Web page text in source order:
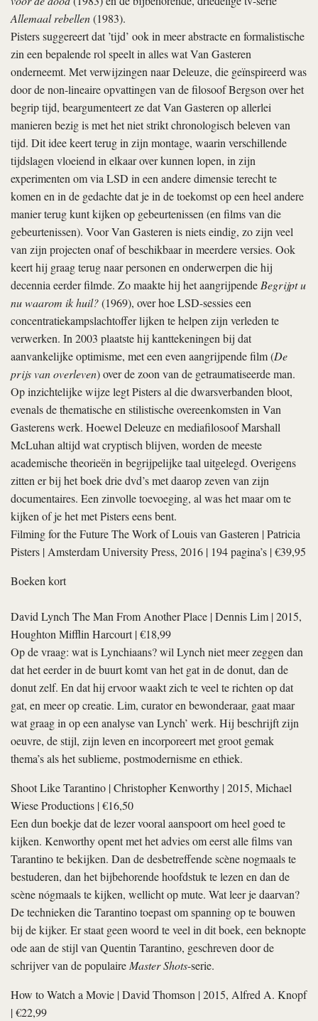
Allemaal rebellen(1983).
Pisters suggereert dat ’tijd’ ook in meer abstracte en formalistische
zin een bepalende rol speelt in alles wat Van Gasteren
onderneemt. Met verwijzingen naar Deleuze, die geïnspireerd was
door de non-lineaire opvattingen van de filosoof Bergson over het
begrip tijd, beargumenteert ze dat Van Gasteren op allerlei
manieren bezig is met het niet strikt chronologisch beleven van
tijd. Dit idee keert terug in zijn montage, waarin verschillende
tijdslagen vloeiend in elkaar over kunnen lopen, in zijn
experimenten om via LSD in een andere dimensie terecht te
komen en in de gedachte dat je in de toekomst op een heel andere
manier terug kunt kijken op gebeurtenissen (en films van die
gebeurtenissen). Voor Van Gasteren is niets eindig, zo zijn veel
van zijn projecten onaf of beschikbaar in meerdere versies. Ook
keert hij graag terug naar personen en onderwerpen die hij
decennia eerder filmde. Zo maakte hij het aangrijpendeBegrijpt u
nu waarom ik huil?(1969), over hoe LSD-sessies een
concentratiekampslachtoffer lijken te helpen zijn verleden te
verwerken. In 2003 plaatste hij kanttekeningen bij dat
aanvankelijke optimisme, met een even aangrijpende film (De
prijs van overleven) over de zoon van de getraumatiseerde man.
Op inzichtelijke wijze legt Pisters al die dwarsverbanden bloot,
evenals de thematische en stilistische overeenkomsten in Van
Gasterens werk. Hoewel Deleuze en mediafilosoof Marshall
McLuhan altijd wat cryptisch blijven, worden de meeste
academische theorieën in begrijpelijke taal uitgelegd. Overigens
zitten er bij het boek drie dvd’s met daarop zeven van zijn
documentaires. Een zinvolle toevoeging, al was het maar om te
kijken of je het met Pisters eens bent.
Filming for the Future The Work of Louis van Gasteren |Patricia
Pisters | Amsterdam University Press, 2016 | 194 pagina’s | €39,95
Boeken kort
David Lynch The Man From Another Place |Dennis Lim | 2015,
Houghton Mifflin Harcourt | €18,99
Op de vraag: wat is Lynchiaans? wil Lynch niet meer zeggen dan
dat het eerder in de buurt komt van het gat in de donut, dan de
donut zelf. En dat hij ervoor waakt zich te veel te richten op dat
gat, en meer op creatie. Lim, curator en bewonderaar, gaat maar
wat graag in op een analyse van Lynch’ werk. Hij beschrijft zijn
oeuvre, de stijl, zijn leven en incorporeert met groot gemak
thema’s als het sublieme, postmodernisme en ethiek.
Shoot Like Tarantino |Christopher Kenworthy | 2015, Michael
Wiese Productions | €16,50
Een dun boekje dat de lezer vooral aanspoort om heel goed te
kijken. Kenworthy opent met het advies om eerst alle films van
Tarantino te bekijken. Dan de desbetreffende scène nogmaals te
bestuderen, dan het bijbehorende hoofdstuk te lezen en dan de
scène nógmaals te kijken, wellicht op mute. Wat leer je daarvan?
De technieken die Tarantino toepast om spanning op te bouwen
bij de kijker. Er staat geen woord te veel in dit boek, een beknopte
ode aan de stijl van Quentin Tarantino, geschreven door de
schrijver van de populaireMaster Shots-serie.
How to Watch a Movie |David Thomson | 2015, Alfred A. Knopf
| €22,99